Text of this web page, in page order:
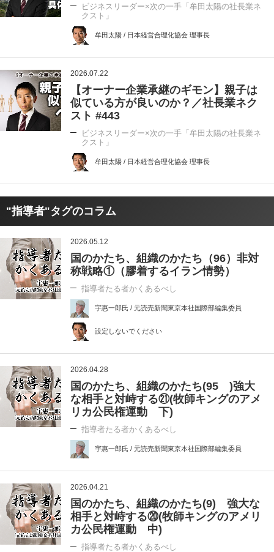
ビジネスリーダー×次の一手「牟田太陽の社長業ネ
クスト」
牟田太陽 / 日本経営合理化協会 理事長
2026.07.22
【オーナー企業承継のギモン】親子は
似ている方が良いのか？／社長業ネク
スト #443
ビジネスリーダー×次の一手「牟田太陽の社長業ネ
クスト」
牟田太陽 / 日本経営合理化協会 理事長
"指導者"タグのコラム
2026.05.12
国のかたち、組織のかたち（96）非対
称戦略①（膠着するイラン情勢）
指導者たる者かくあるべし
宇惠一郎氏 / 元読売新聞東京本社国際部編集委員
設定しないでください
2026.04.28
国のかたち、組織のかたち(95 )強大
な相手と対峙する㉑(牧師キングのアメ
リカ公民権運動 下)
指導者たる者かくあるべし
宇惠一郎氏 / 元読売新聞東京本社国際部編集委員
2026.04.21
国のかたち、組織のかたち(9) 強大な
相手と対峙する⑳(牧師キングのアメリ
カ公民権運動 中)
指導者たる者かくあるべし